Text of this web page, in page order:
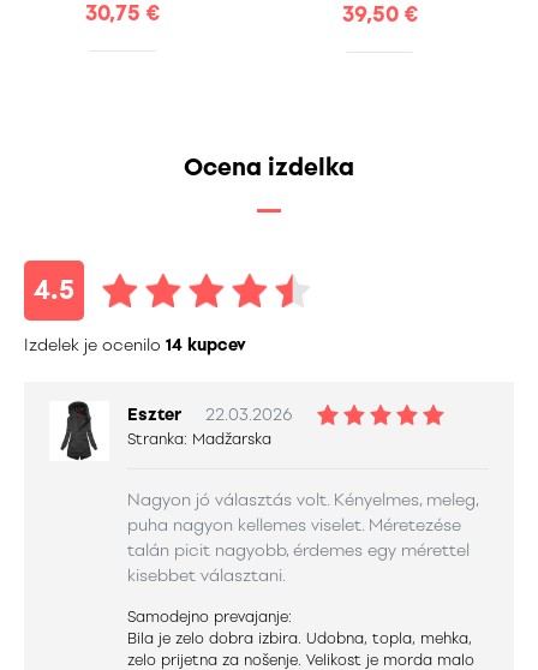
30,75 € 39,50 €
Ocena izdelka
4.5
Izdelek je ocenilo 14 kupcev
Eszter 22.03.2026
Stranka: Madžarska
Nagyon jó választás volt. Kényelmes, meleg,
puha nagyon kellemes viselet. Méretezése
talán picit nagyobb, érdemes egy mérettel
kisebbet választani.
Samodejno prevajanje:
Bila je zelo dobra izbira. Udobna, topla, mehka,
zelo prijetna za nošenje. Velikost je morda malo